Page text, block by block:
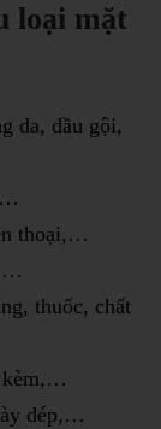
loại mặt
da, dầu gội,
thoại,…
thuốc, chất
kèm,…
dép,…